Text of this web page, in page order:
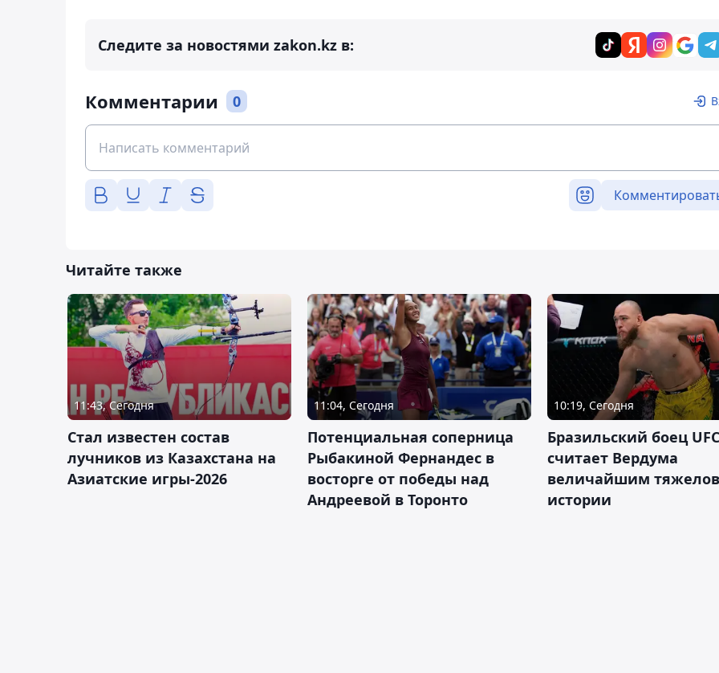
Следите за новостями zakon.kz в:
Комментарии 0
Читайте также
11:43, Сегодня
Стал известен состав
лучников из Казахстана на
Азиатские игры-2026
11:04, Сегодня
Потенциальная соперница
Рыбакиной Фернандес в
восторге от победы над
Андреевой в Торонто
10:19, Сегодня
Бразильский боец
считает Вердума
величайшим
истории